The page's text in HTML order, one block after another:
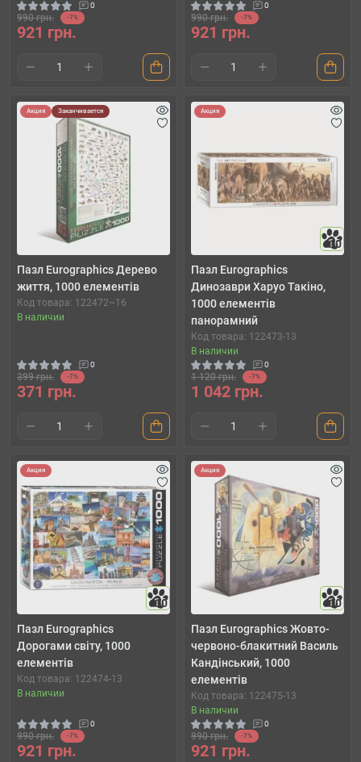
0
990 грн. -7%
921 грн.
0
990 грн. -7%
921 грн.
Акция Заканчивается
Пазл Eurographics Дерево
життя, 1000 елементів
Код товара: 122472~16
В наличии
0
399 грн. -7%
371 грн.
Акция
10
Пазл Eurographics
Динозаври Харуо Такіно,
1000 елементів
панорамний
Код товара: 122473-13
В наличии
0
1 120 грн. -7%
1 042 грн.
Акция
10
Пазл Eurographics
Дорогами світу, 1000
елементів
Код товара: 122474-13
В наличии
0
990 грн. -7%
921 грн.
Акция
10
Пазл Eurographics Жовто-
червоно-блакитний Василь
Кандінський, 1000
елементів
Код товара: 122475-13
В наличии
0
990 грн. -7%
921 грн.